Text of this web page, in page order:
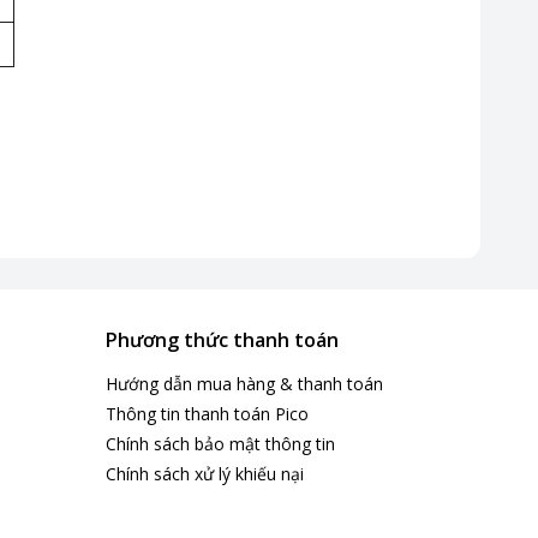
Phương thức thanh toán
Hướng dẫn mua hàng & thanh toán
Thông tin thanh toán Pico
Chính sách bảo mật thông tin
Chính sách xử lý khiếu nại